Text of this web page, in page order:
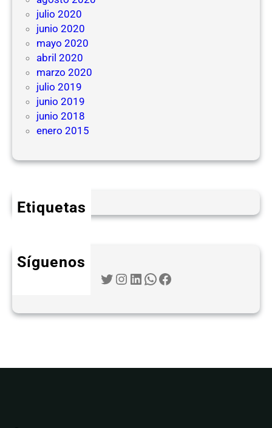
julio 2020
junio 2020
mayo 2020
abril 2020
marzo 2020
julio 2019
junio 2019
junio 2018
enero 2015
Etiquetas
Síguenos
Twitter Instagram LinkedIn WhatsApp Facebook